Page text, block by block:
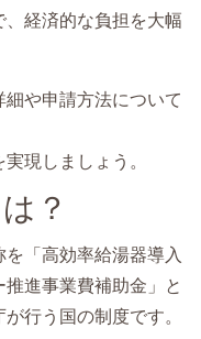
経済的な負担を大幅
や申請方法について
現しましょう。
？
を「高効率給湯器導入
進事業費補助金」と
行う国の制度です。